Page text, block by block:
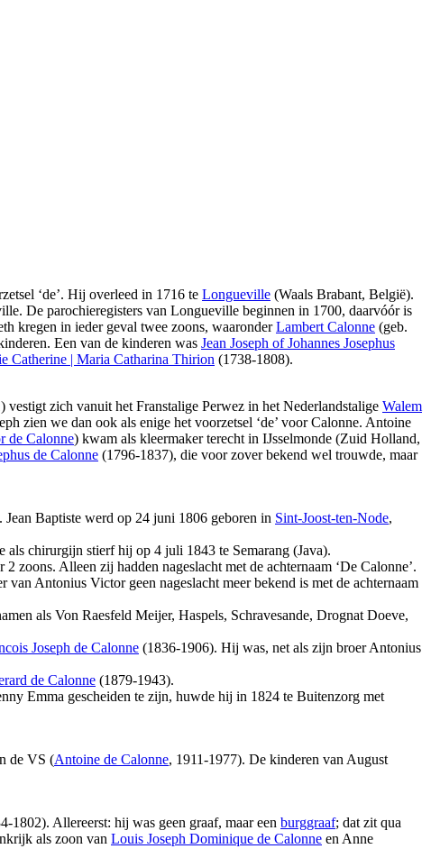
‘de’. Hij overleed in 1716 te Longueville (Waals Brabant, België).
De parochieregisters van Longueville beginnen in 1700, daarvóór is
kregen in ieder geval twee zoons, waaronderLambert Calonne (geb.
Een van de kinderen was Jean Joseph of Johannes Josephus
Catherine | Maria Catharina Thirion (1738-1808).
vestigt zich vanuit het Franstalige Perwez in het Nederlandstalige Walem
zien we dan ook als enige het voorzetsel ‘de’ voor Calonne. Antoine
de Calonne) kwam als kleermaker terecht in IJsselmonde (Zuid Holland,
de Calonne (1796-1837), die voor zover bekend wel trouwde, maar
. Jean Baptiste werd op 24 juni 1806 geboren in Sint-Joost-ten-Node,
als chirurgijn stierf hij op 4 juli 1843 te Semarang (Java).
zoons. Alleen zij hadden nageslacht met de achternaam ‘De Calonne’.
Antonius Victor geen nageslacht meer bekend is met de achternaam
als Von Raesfeld Meijer, Haspels, Schravesande, Drognat Doeve,
Joseph de Calonne (1836-1906). Hij was, net als zijn broer Antonius
de Calonne (1879-1943).
Emma gescheiden te zijn, huwde hij in 1824 te Buitenzorg met
de VS (Antoine de Calonne, 1911-1977). De kinderen van August
1802). Allereerst: hij was geen graaf, maar een burggraaf; dat zit qua
als zoon van Louis Joseph Dominique de Calonne en Anne